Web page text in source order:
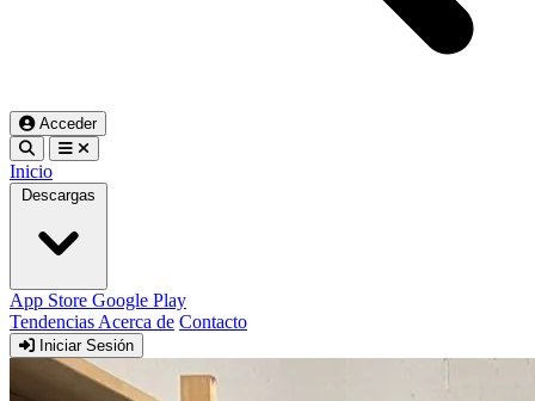
Acceder
Inicio
Descargas
App Store Google Play
Tendencias Acerca de Contacto
Iniciar Sesión